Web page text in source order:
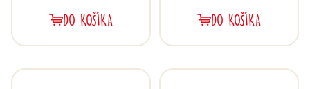
DO KOŠÍKA DO KOŠÍKA